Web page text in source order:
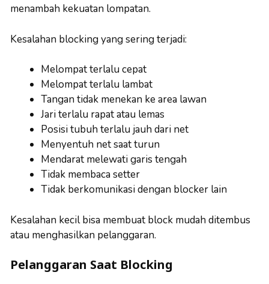
menambah kekuatan lompatan.
Kesalahan blocking yang sering terjadi:
Melompat terlalu cepat
Melompat terlalu lambat
Tangan tidak menekan ke area lawan
Jari terlalu rapat atau lemas
Posisi tubuh terlalu jauh dari net
Menyentuh net saat turun
Mendarat melewati garis tengah
Tidak membaca setter
Tidak berkomunikasi dengan blocker lain
Kesalahan kecil bisa membuat block mudah ditembus
atau menghasilkan pelanggaran.
Pelanggaran Saat Blocking